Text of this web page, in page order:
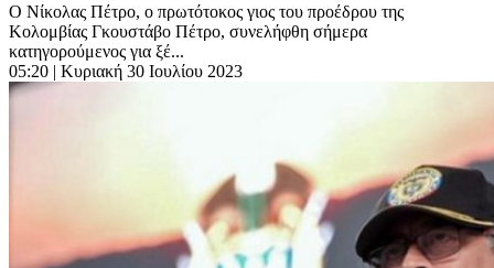
Ο Νίκολας Πέτρο, ο πρωτότοκος γιος του προέδρου της
Κολομβίας Γκουστάβο Πέτρο, συνελήφθη σήμερα
κατηγορούμενος για ξέ...
05:20 | Κυριακή 30 Ιουλίου 2023